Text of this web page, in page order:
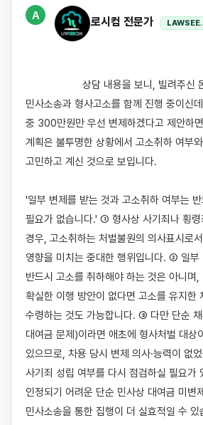
A
로시컴 전문가
민사소송과 형사고소를 함께 진행 중이신
중 300만원만 우선 변제하겠다고 제안하
계획은 불투명한 상황에서 고소취하 여부
고민하고 계신 것으로 보입니다.
'일부 변제를 받는 것과 고소취하 여부는
필요가 없습니다.' ① 형사상 사기죄나 횡령
경우, 고소취하는 처벌불원의 의사표시로
영향을 미치는 중대한 행위입니다. ② 일부
반드시 고소를 취하해야 하는 것은 아니며
확실한 이행 방안이 없다면 고소를 유지한
수령하는 것도 가능합니다. ③ 다만 단순
대여금 문제)이라면 애초에 형사처벌 대상
있으므로, 차용 당시 변제 의사·능력이 없
사기죄 성립 여부를 다시 점검하실 필요
인정되기 어려운 단순 민사상 대여금 미변
민사소송을 통한 집행이 더 실효적일 수 있